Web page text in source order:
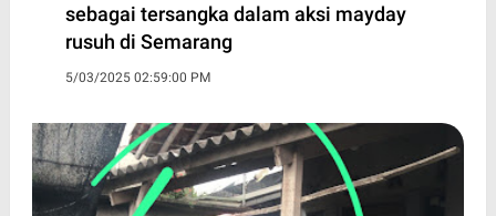
sebagai tersangka dalam aksi mayday
rusuh di Semarang
5/03/2025 02:59:00 PM